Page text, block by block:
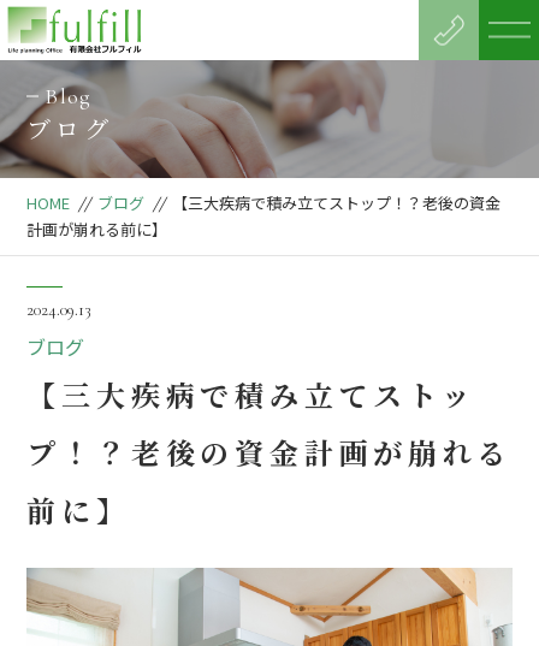
Blog
ブログ
HOME // ブログ //
【三大疾病で積み立てストップ！？老後の資金
計画が崩れる前に】
2024.09.13
ブログ
【三大疾病で積み立てストッ
プ！？老後の資金計画が崩れる
前に】